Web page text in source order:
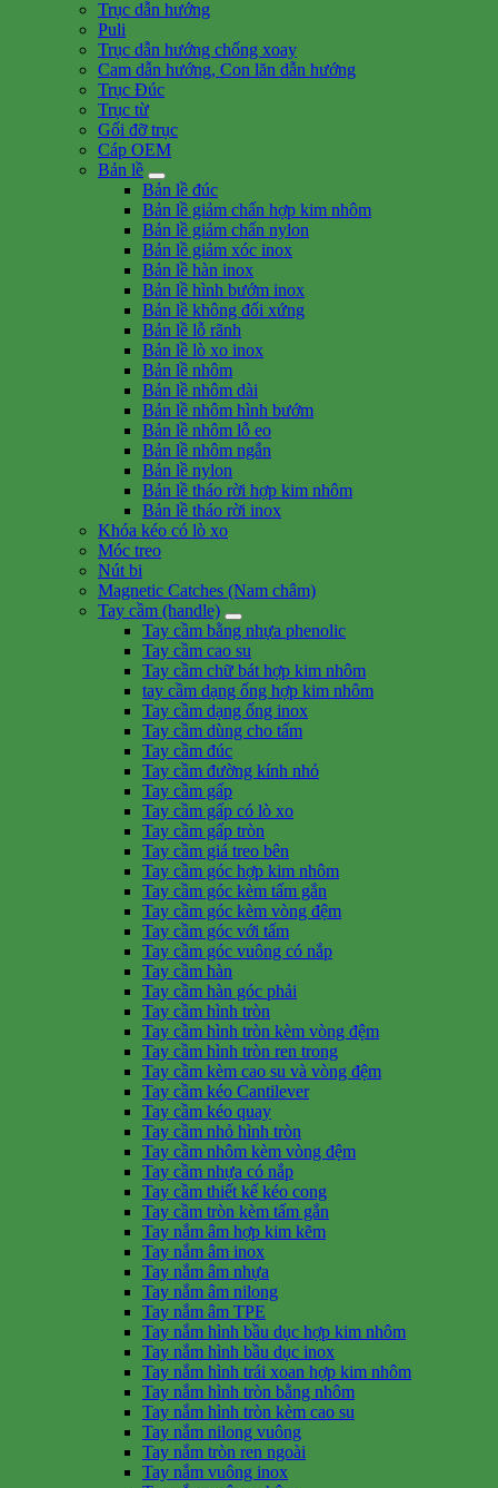
Trục dẫn hướng
Puli
Trục dẫn hướng chống xoay
Cam dẫn hướng, Con lăn dẫn hướng
Trục Đúc
Trục từ
Gối đỡ trục
Cáp OEM
Bản lề
Bản lề đúc
Bản lề giảm chấn hợp kim nhôm
Bản lề giảm chấn nylon
Bản lề giảm xóc inox
Bản lề hàn inox
Bản lề hình bướm inox
Bản lề không đối xứng
Bản lề lỗ rãnh
Bản lề lò xo inox
Bản lề nhôm
Bản lề nhôm dài
Bản lề nhôm hình bướm
Bản lề nhôm lỗ eo
Bản lề nhôm ngắn
Bản lề nylon
Bản lề tháo rời hợp kim nhôm
Bản lề tháo rời inox
Khóa kéo có lò xo
Móc treo
Nút bi
Magnetic Catches (Nam châm)
Tay cầm (handle)
Tay cầm bằng nhựa phenolic
Tay cầm cao su
Tay cầm chữ bát hợp kim nhôm
tay cầm dạng ống hợp kim nhôm
Tay cầm dạng ống inox
Tay cầm dùng cho tấm
Tay cầm đúc
Tay cầm đường kính nhỏ
Tay cầm gấp
Tay cầm gấp có lò xo
Tay cầm gấp tròn
Tay cầm giá treo bên
Tay cầm góc hợp kim nhôm
Tay cầm góc kèm tấm gắn
Tay cầm góc kèm vòng đệm
Tay cầm góc với tấm
Tay cầm góc vuông có nắp
Tay cầm hàn
Tay cầm hàn góc phải
Tay cầm hình tròn
Tay cầm hình tròn kèm vòng đệm
Tay cầm hình tròn ren trong
Tay cầm kèm cao su và vòng đệm
Tay cầm kéo Cantilever
Tay cầm kéo quay
Tay cầm nhỏ hình tròn
Tay cầm nhôm kèm vòng đệm
Tay cầm nhựa có nắp
Tay cầm thiết kế kéo cong
Tay cầm tròn kèm tấm gắn
Tay nắm âm hợp kim kẽm
Tay nắm âm inox
Tay nắm âm nhựa
Tay nắm âm nilong
Tay nắm âm TPE
Tay nắm hình bầu dục hợp kim nhôm
Tay nắm hình bầu dục inox
Tay nắm hình trái xoan hợp kim nhôm
Tay nắm hình tròn bằng nhôm
Tay nắm hình tròn kèm cao su
Tay nắm nilong vuông
Tay nắm tròn ren ngoài
Tay nắm vuông inox